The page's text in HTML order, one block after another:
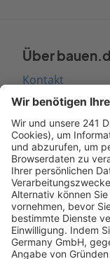
Über
Kontakt
Seitenaufbau
Barrierefreiheit
Cookie
Rechtliches
AGB-Übersicht
Datenschutz